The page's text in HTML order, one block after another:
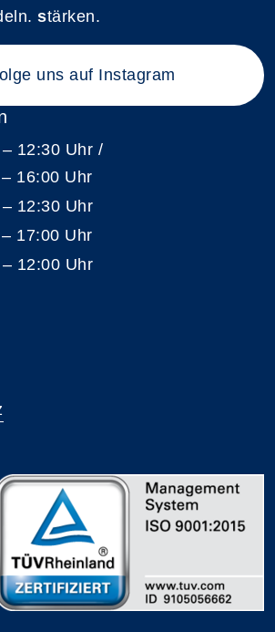
stärken.
uns auf Instagram
12:30 Uhr /
16:00 Uhr
12:30 Uhr
17:00 Uhr
12:00 Uhr